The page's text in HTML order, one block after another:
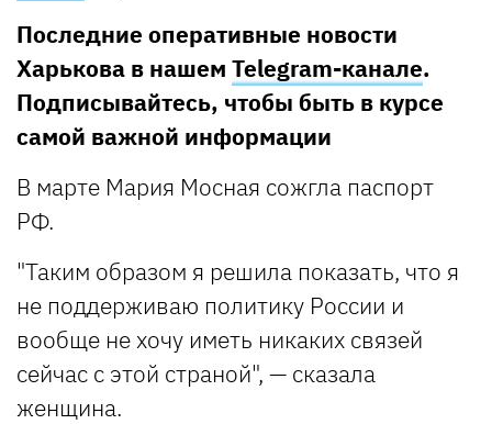
Последние оперативные новости
Харькова в нашем Telegram-канале.
Подписывайтесь, чтобы быть в курсе
самой важной информации
В марте Мария Мосная сожгла паспорт
РФ.
"Таким образом я решила показать, что я
не поддерживаю политику России и
вообще не хочу иметь никаких связей
сейчас с этой страной", — сказала
женщина.